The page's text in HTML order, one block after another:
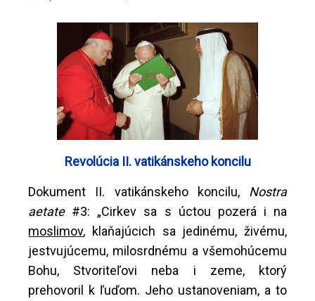
Revolúcia II. vatikánskeho koncilu
Dokument II. vatikánskeho koncilu, Nostra
aetate #3: „Cirkev sa s úctou pozerá i na
moslimov, klaňajúcich sa jedinému, živému,
jestvujúcemu, milosrdnému a všemohúcemu
Bohu, Stvoriteľovi neba i zeme, ktorý
prehovoril k ľuďom. Jeho ustanoveniam, a to